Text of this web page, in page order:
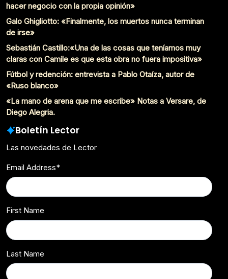
hacer negocio con la propia opinión»
Galo Ghigliotto: «Finalmente, los muertos nunca terminan
de irse»
Sebastián Castillo:«Una de las cosas que teníamos muy
claras con Camile es que esta obra no fuera impositiva»
Fútbol y redención: entrevista a Pablo Otaíza, autor de
«Ruso blanco»
«La mano de arena que me escribe» Notas a Versare, de
Diego Alegria.
Boletín Lector
Las novedades de Lector
Email Address*
First Name
Last Name